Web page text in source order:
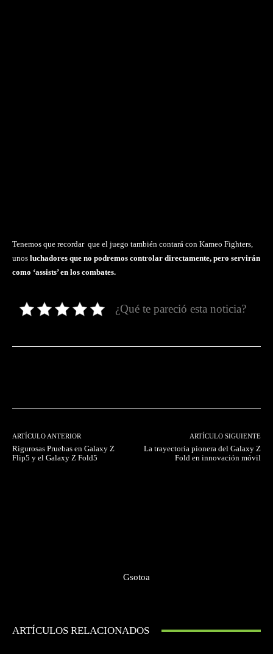
Tenemos que recordar que el juego también contará con Kameo Fighters,
unos luchadores que no podremos controlar directamente, pero servirán
como ‘assists’ en los combates.
¿Qué te pareció esta noticia?
ARTÍCULO ANTERIOR
Rigurosas Pruebas en Galaxy Z
Flip5 y el Galaxy Z Fold5
ARTÍCULO SIGUIENTE
La trayectoria pionera del Galaxy Z
Fold en innovación móvil
Gsotoa
ARTÍCULOS RELACIONADOS